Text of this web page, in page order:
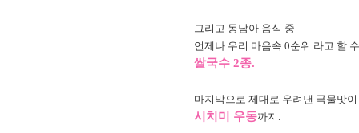
그리고 동남아 음식 중
언제나 우리 마음속 0순위 라고 할
쌀국수 2종.
마지막으로 제대로 우려낸 국물맛이
시치미 우동까지.